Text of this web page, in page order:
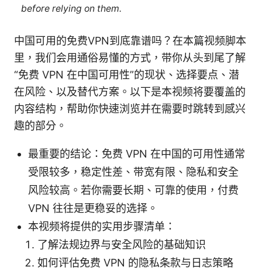
before relying on them.
中国可用的免费VPN到底靠谱吗？在本篇视频脚本
里，我们会用通俗易懂的方式，带你从头到尾了解
“免费 VPN 在中国可用性”的现状、选择要点、潜
在风险、以及替代方案。以下是本视频将要覆盖的
内容结构，帮助你快速浏览并在需要时跳转到感兴
趣的部分。
最重要的结论：免费 VPN 在中国的可用性通常
受限较多，稳定性差、带宽有限、隐私和安全
风险较高。若你需要长期、可靠的使用，付费
VPN 往往是更稳妥的选择。
本视频将提供的实用步骤清单：
了解法规边界与安全风险的基础知识
如何评估免费 VPN 的隐私条款与日志策略